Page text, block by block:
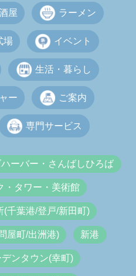
屋 ラーメン
場 イベント
生活・暮らし
ー ご案内
専門サービス
ーバー・さんばしひろば
・タワー・美術館
(千葉港/登戸/新田町)
屋町/出洲港) 新港
ンタウン(幸町)